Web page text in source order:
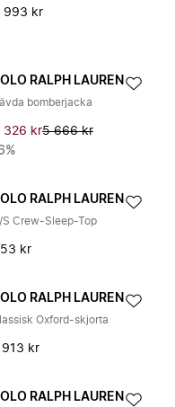
993 kr
RALPH LAUREN
bomberjacka
326 kr5 666 kr
RALPH LAUREN
S Crew-Sleep-Top
kr
RALPH LAUREN
Oxford-skjorta
913 kr
RALPH LAUREN